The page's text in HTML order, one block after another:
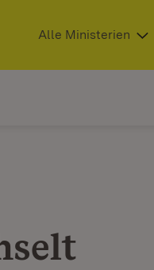
(Öffnet in neuem Fenster)
Alle Ministerien